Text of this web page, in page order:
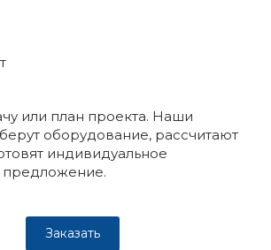
или план проекта. Наши
оборудование, рассчитают
индивидуальное
Заказать